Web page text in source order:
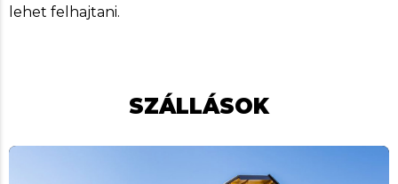
lehet felhajtani.
SZÁLLÁSOK